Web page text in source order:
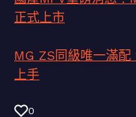
正式上市
MG ZS同級唯一滿
上手
0